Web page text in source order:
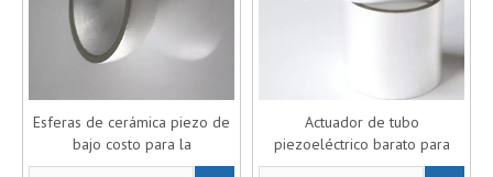
Esferas de cerámica piezo de
bajo costo para la
comunicación submarina.
Actuador de tubo
piezoeléctrico barato para
señales de ultrasonido bajo el